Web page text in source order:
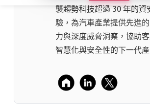
襲趨勢科技超過 30 年的資
驗，為汽車產業提供先進
力與深度威脅洞察，協助
智慧化與安全性的下一代